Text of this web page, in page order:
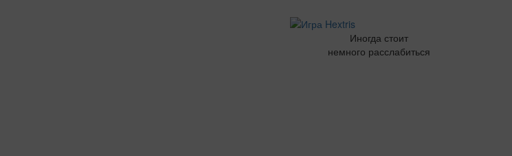
Иногда стоит
немного расслабиться